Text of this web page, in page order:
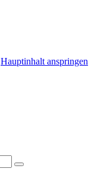
Hauptinhalt anspringen